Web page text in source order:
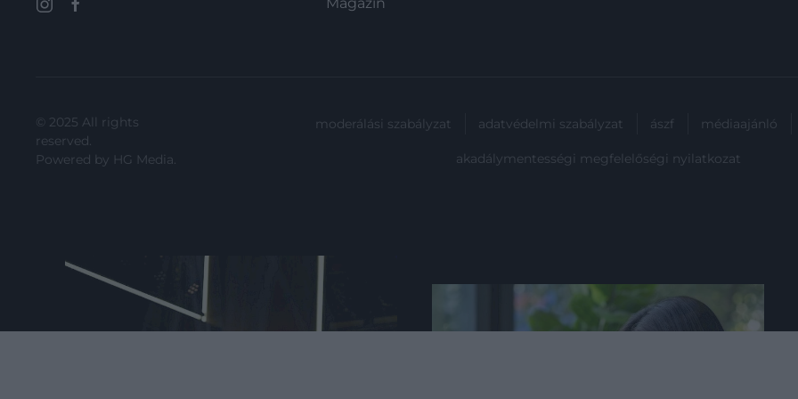
© 2025 All rights
reserved.
Powered by HG Media.
moderálási szabályzat adatvédelmi szabályzat ászf médiaajánló
akadálymentességi megfelelőségi nyilatkozat